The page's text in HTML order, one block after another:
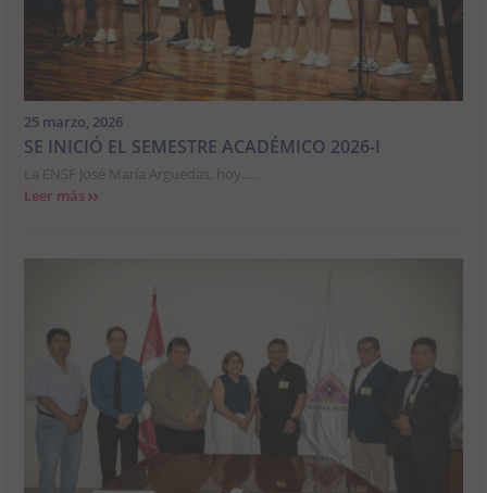
25 marzo, 2026
SE INICIÓ EL SEMESTRE ACADÉMICO 2026-I
La ENSF José María Arguedas, hoy......
Leer más >>